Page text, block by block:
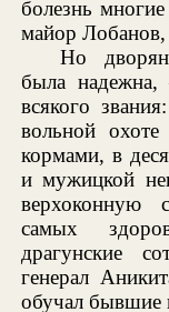
болезнь
майор Лобанов,
Но
была
всякого
вольной
кормами, в
и мужицкой
верхоконную
самых
драгунские
генерал
обучал бывшие